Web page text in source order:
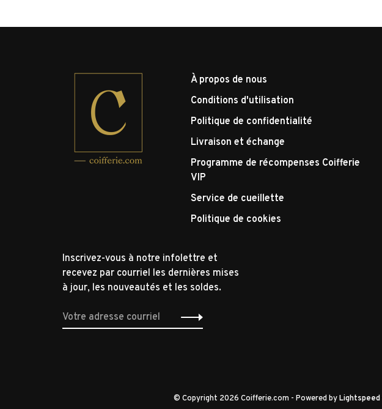
À propos de nous
Conditions d'utilisation
Politique de confidentialité
Livraison et échange
Programme de récompenses Coifferie
VIP
Service de cueillette
Politique de cookies
Inscrivez-vous à notre infolettre et
recevez par courriel les dernières mises
à jour, les nouveautés et les soldes.
© Copyright 2026 Coifferie.com - Powered byLightspeed